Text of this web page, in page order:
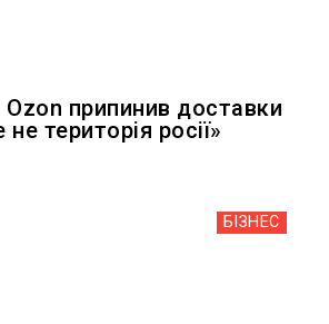
припинив доставки
територія росії»
БІЗНЕС